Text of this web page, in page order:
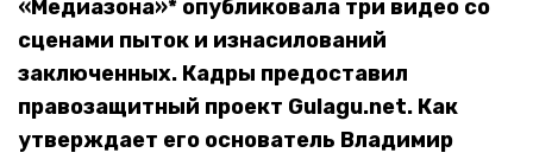
«Медиазона»* опубликовала три видео со
сценами пыток и изнасилований
заключенных. Кадры предоставил
правозащитный проект Gulagu.net. Как
утверждает его основатель Владимир